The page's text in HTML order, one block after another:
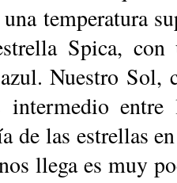
temperatura
Spica,
Nuestro Sol,
intermedio
de las estrellas
llega es muy